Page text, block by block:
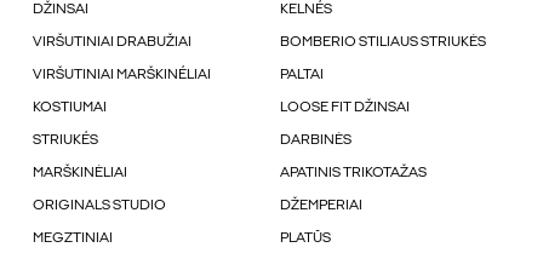
DŽINSAI KELNÉS
VIRŠUTINIAI DRABUŽIAI BOMBERIO STILIAUS STRIUKĖS
VIRŠUTINIAI MARŠKINÉLIAI PALTAI
KOSTIUMAI LOOSE FIT DŽINSAI
STRIUKÉS DARBINĖS
MARŠKINĖLIAI APATINIS TRIKOTAŽAS
ORIGINALS STUDIO DŽEMPERIAI
MEGZTINIAI PLATŪS